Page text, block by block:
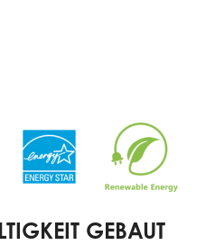
GEBAUT